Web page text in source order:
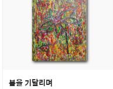
봄을 기달리며